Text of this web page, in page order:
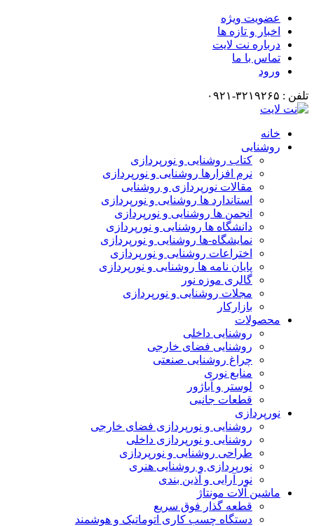
عضویت ویژه
اخبار و تازه ها
درباره نت لایت
تماس با ما
ورود
تلفن : ۳۲۱۹۲۶۵-۰۹۲۱
خانه
روشنایی
کتاب روشنایی و نورپردازی
نرم افزارها روشنایی و نورپردازی
مقالات نورپردازی و روشنایی
استاندارد ها روشنایی و نورپردازی
انجمن ها روشنایی و نورپردازی
دانشگاه ها روشنایی و نورپردازی
نمایشگاه-ها روشنایی و نورپردازی
اختراعات روشنایی و نورپردازی
پایان نامه ها روشنایی و نورپردازی
گالری موزه نور
مجلات روشنایی و نورپردازی
بازارکار
محصولات
روشنایی داخلی
روشنایی فضای خارجی
چراغ روشنایی صنعتی
منابع نوری
لوستر و آباژور
قطعات جانبی
نورپردازی
روشنایی و نورپردازی فضای خارجی
روشنایی و نورپردازی داخلی
طراحی روشنایی و نورپردازی
نورپردازی و روشنایی هنری
نور آرایی و آذین بندی
ماشین آلات مونتاژ
قطعه گذار فوق سریع
دستگاه چسب کاری اتوماتیک و هوشمند